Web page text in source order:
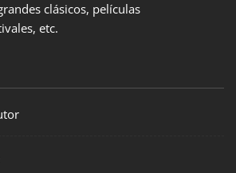
clásicos, películas
etc.